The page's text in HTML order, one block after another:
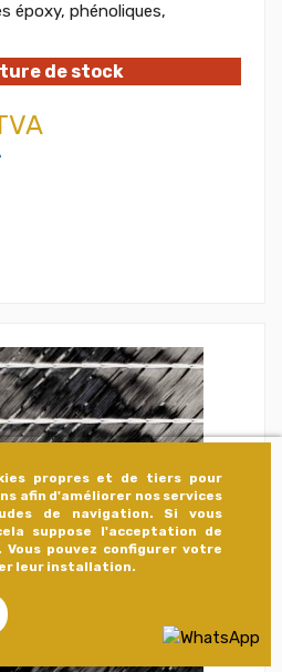
propres et de tiers pour
afin d'améliorer nos services
de navigation. Si vous
suppose l'acceptation de
pouvez configurer votre
leur installation.
époxy, phénoliques,
de stock